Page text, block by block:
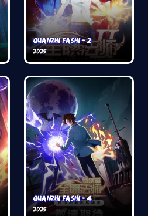
Quanzhi Fashi - 2
2025
Quanzhi Fashi - 4
2025